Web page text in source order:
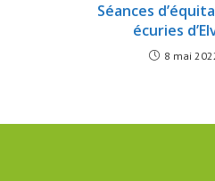
Séances
écuries
8 mai